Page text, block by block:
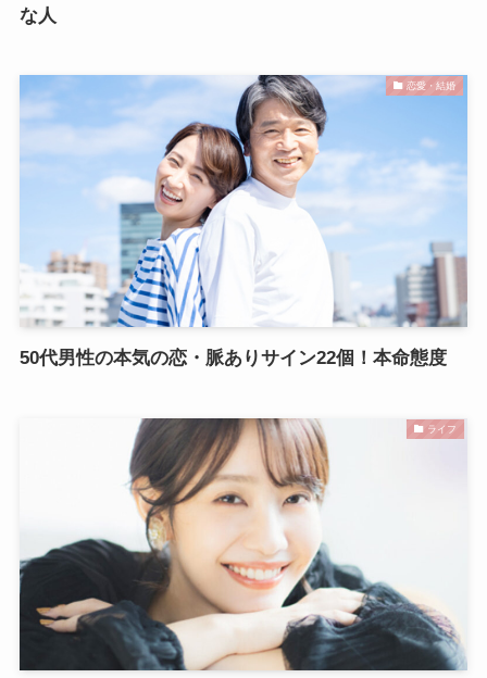
な人
恋愛・結婚
50代男性の本気の恋・脈ありサイン22個！本命態度
ライフ